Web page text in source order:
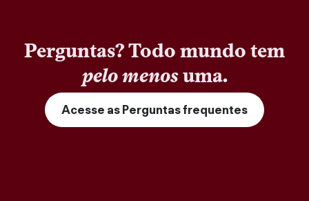
Perguntas? Todo mundo tem
pelo menosuma.
Acesse as Perguntas frequentes